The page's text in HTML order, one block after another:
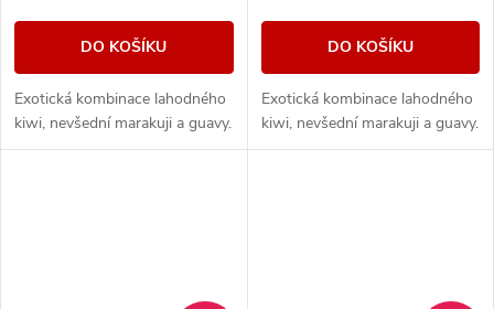
DO KOŠÍKU
Exotická kombinace lahodného
kiwi, nevšední marakuji a guavy.
DO KOŠÍKU
Exotická kombinace lahodného
kiwi, nevšední marakuji a guavy.